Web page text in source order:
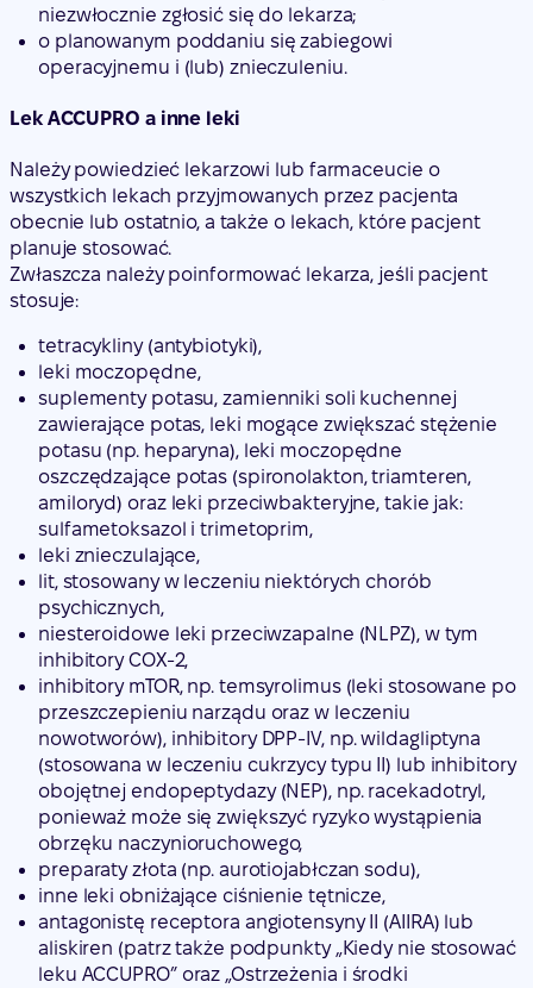
niezwłocznie zgłosić się do lekarza;
o planowanym poddaniu się zabiegowi
operacyjnemu i (lub) znieczuleniu.
Lek ACCUPRO a inne leki
Należy powiedzieć lekarzowi lub farmaceucie o
wszystkich lekach przyjmowanych przez pacjenta
obecnie lub ostatnio, a także o lekach, które pacjent
planuje stosować.
Zwłaszcza należy poinformować lekarza, jeśli pacjent
stosuje:
tetracykliny (antybiotyki),
leki moczopędne,
suplementy potasu, zamienniki soli kuchennej
zawierające potas, leki mogące zwiększać stężenie
potasu (np. heparyna), leki moczopędne
oszczędzające potas (spironolakton, triamteren,
amiloryd) oraz leki przeciwbakteryjne, takie jak:
sulfametoksazol i trimetoprim,
leki znieczulające,
lit, stosowany w leczeniu niektórych chorób
psychicznych,
niesteroidowe leki przeciwzapalne (NLPZ), w tym
inhibitory COX-2,
inhibitory mTOR, np. temsyrolimus (leki stosowane po
przeszczepieniu narządu oraz w leczeniu
nowotworów), inhibitory DPP-IV, np. wildagliptyna
(stosowana w leczeniu cukrzycy typu II) lub inhibitory
obojętnej endopeptydazy (NEP), np. racekadotryl,
ponieważ może się zwiększyć ryzyko wystąpienia
obrzęku naczynioruchowego,
preparaty złota (np. aurotiojabłczan sodu),
inne leki obniżające ciśnienie tętnicze,
antagonistę receptora angiotensyny II (AIIRA) lub
aliskiren (patrz także podpunkty „Kiedy nie stosować
leku ACCUPRO” oraz „Ostrzeżenia i środki